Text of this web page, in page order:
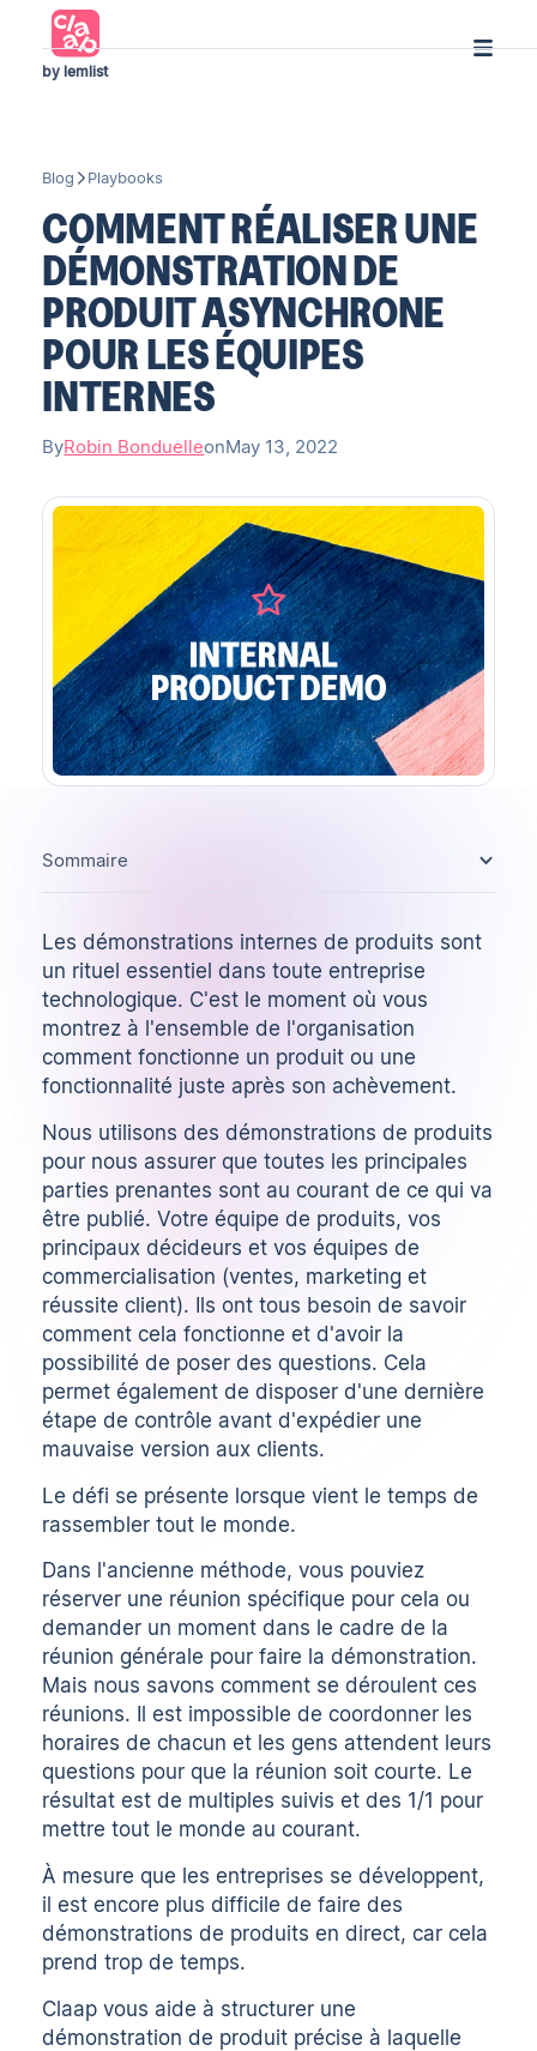
by lemlist
Blog Playbooks
COMMENT RÉALISER UNE
DÉMONSTRATION DE
PRODUIT ASYNCHRONE
POUR LES ÉQUIPES
INTERNES
ByRobin BonduelleonMay 13, 2022
Les démonstrations internes de produits sont
un rituel essentiel dans toute entreprise
technologique. C'est le moment où vous
montrez à l'ensemble de l'organisation
comment fonctionne un produit ou une
fonctionnalité juste après son achèvement.
Nous utilisons des démonstrations de produits
pour nous assurer que toutes les principales
parties prenantes sont au courant de ce qui va
être publié. Votre équipe de produits, vos
principaux décideurs et vos équipes de
commercialisation (ventes, marketing et
réussite client). Ils ont tous besoin de savoir
comment cela fonctionne et d'avoir la
possibilité de poser des questions. Cela
permet également de disposer d'une dernière
étape de contrôle avant d'expédier une
mauvaise version aux clients.
Le défi se présente lorsque vient le temps de
rassembler tout le monde.
Dans l'ancienne méthode, vous pouviez
réserver une réunion spécifique pour cela ou
demander un moment dans le cadre de la
réunion générale pour faire la démonstration.
Mais nous savons comment se déroulent ces
réunions. Il est impossible de coordonner les
horaires de chacun et les gens attendent leurs
questions pour que la réunion soit courte. Le
résultat est de multiples suivis et des 1/1 pour
mettre tout le monde au courant.
À mesure que les entreprises se développent,
il est encore plus difficile de faire des
démonstrations de produits en direct, car cela
prend trop de temps.
Claap vous aide à structurer une
démonstration de produit précise à laquelle
Sommaire